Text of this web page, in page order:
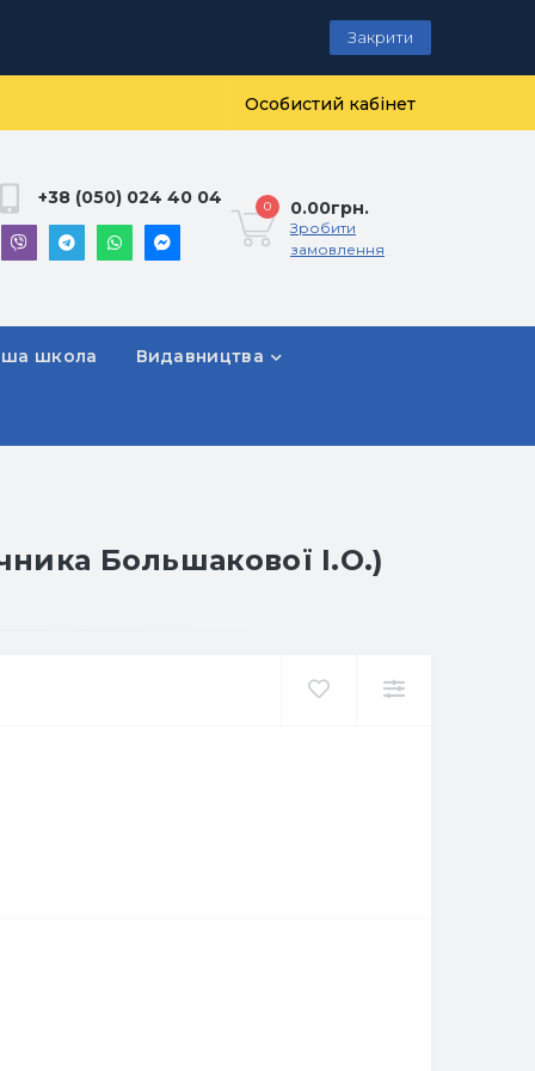
Закрити
Особистий кабінет
+38 (050) 024 40 04 0 0.00грн.
Зробити
замовлення
школа Видавництва
Большакової І.О.)